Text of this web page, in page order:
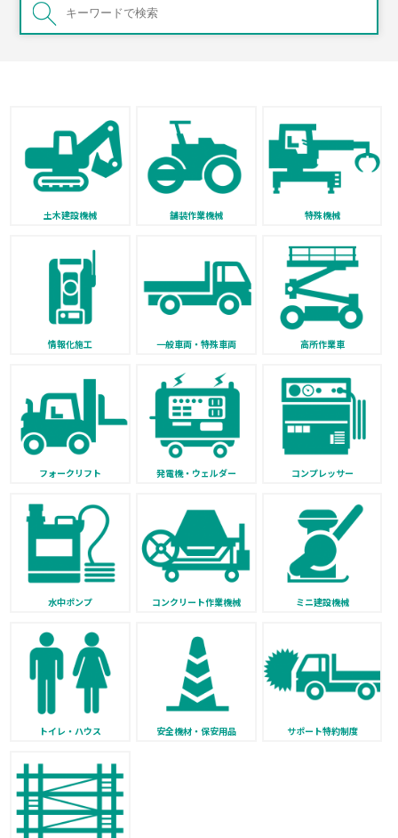
土木建設機械 舗装作業機械 特殊機械
情報化施工 一般車両・特殊車両 高所作業車
フォークリフト 発電機・ウェルダー コンプレッサー
水中ポンプ コンクリート作業機械 ミニ建設機械
トイレ・ハウス 安全機材・保安用品 サポート特約制度